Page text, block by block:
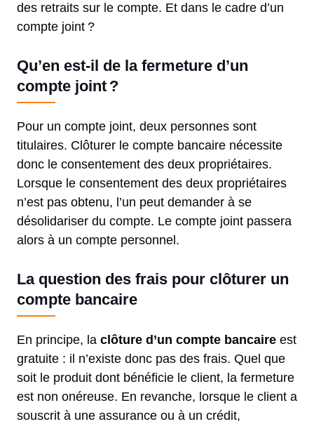
des retraits sur le compte. Et dans le cadre d’un
compte joint ?
Qu’en est-il de la fermeture d’un
compte joint ?
Pour un compte joint, deux personnes sont
titulaires. Clôturer le compte bancaire nécessite
donc le consentement des deux propriétaires.
Lorsque le consentement des deux propriétaires
n’est pas obtenu, l’un peut demander à se
désolidariser du compte. Le compte joint passera
alors à un compte personnel.
La question des frais pour clôturer un
compte bancaire
En principe, la clôture d’un compte bancaire est
gratuite : il n’existe donc pas des frais. Quel que
soit le produit dont bénéficie le client, la fermeture
est non onéreuse. En revanche, lorsque le client a
souscrit à une assurance ou à un crédit,